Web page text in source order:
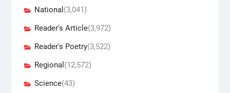
National (3,041)
Reader's Article(3,972)
Reader's Poetry(3,522)
Regional (12,572)
Science(43)